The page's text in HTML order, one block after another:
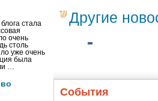
стала
очень
столь
уже очень
была
…
Другие
События